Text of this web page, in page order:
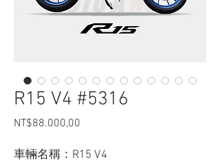
R15 V4 #5316
NT$88.000,00
車輛名稱：R15 V4